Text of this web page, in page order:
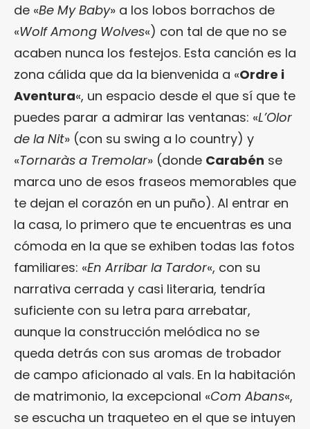
de «Be My Baby» a los lobos borrachos de
«Wolf Among Wolves«) con tal de que no se
acaben nunca los festejos. Esta canción es la
zona cálida que da la bienvenida a «Ordre i
Aventura«, un espacio desde el que sí que te
puedes parar a admirar las ventanas: «L’Olor
de la Nit» (con su swing a lo country) y
«Tornaràs a Tremolar» (donde Carabén se
marca uno de esos fraseos memorables que
te dejan el corazón en un puño). Al entrar en
la casa, lo primero que te encuentras es una
cómoda en la que se exhiben todas las fotos
familiares: «En Arribar la Tardor«, con su
narrativa cerrada y casi literaria, tendría
suficiente con su letra para arrebatar,
aunque la construcción melódica no se
queda detrás con sus aromas de trobador
de campo aficionado al vals. En la habitación
de matrimonio, la excepcional «Com Abans«,
se escucha un traqueteo en el que se intuyen